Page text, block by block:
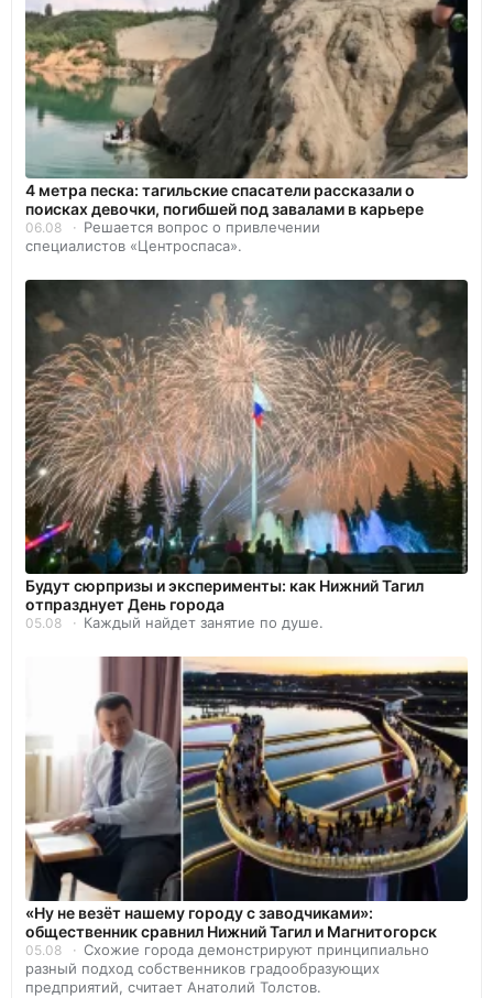
4 метра песка: тагильские спасатели рассказали о
поисках девочки, погибшей под завалами в карьере
06.08
Решается вопрос о привлечении
специалистов «Центроспаса».
Будут сюрпризы и эксперименты: как Нижний Тагил
отпразднует День города
05.08 Каждый найдет занятие по душе.
«Ну не везёт нашему городу с заводчиками»:
общественник сравнил Нижний Тагил и Магнитогорск
05.08
Схожие города демонстрируют принципиально
разный подход собственников градообразующих
предприятий, считает Анатолий Толстов.